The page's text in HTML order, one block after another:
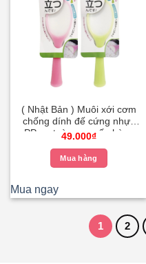
( Nhật Bản ) Muôi xới cơm
chống dính đế cứng nhựa
PP an toàn cao cấp hàng
49.000₫
Mua hàng
Mua ngay
1 2